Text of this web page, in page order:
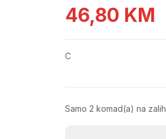
46,80 KM
C
Samo 2 komad(a) na